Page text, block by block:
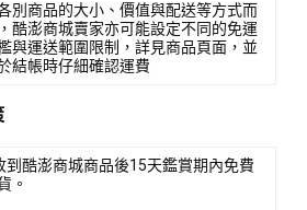
別商品的大小、價值與配送等方式而
酷澎商城賣家亦可能設定不同的免運
與運送範圍限制，詳見商品頁面，並
結帳時仔細確認運費
到酷澎商城商品後15天鑑賞期內免費
。